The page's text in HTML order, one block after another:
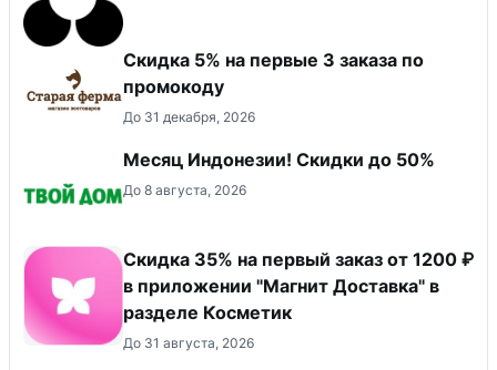
Скидка 5% на первые 3 заказа по
промокоду
До 31 декабря, 2026
Месяц Индонезии! Скидки до 50%
До 8 августа, 2026
​Скидка 35% на первый заказ от 1200 ₽
в приложении "Магнит Доставка"​ в
разделе Косметик
До 31 августа, 2026